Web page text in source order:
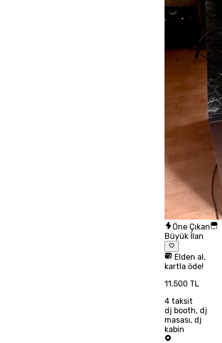
Öne Çıkan
Büyük İlan
Elden al,
kartla öde!
11.500 TL
4taksit
dj booth, dj
masası, dj
kabin